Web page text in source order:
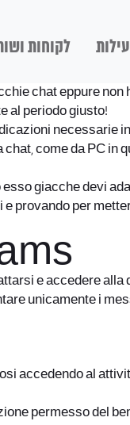
לקוחות
chat eppure
al periodo giusto!
necessarie
come da PC in
giacche devi
provando per
e accedere
unicamente i
accedendo al
permesso del